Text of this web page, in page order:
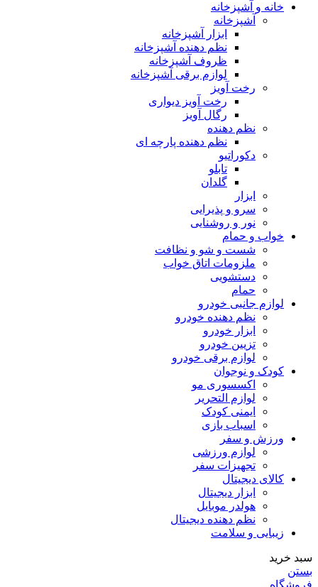
خانه و آشپزخانه
آشپزخانه
ابزار آشپزخانه
نظم دهنده آشپزخانه
ظروف آشپزخانه
لوازم برقی آشپزخانه
رخت آویز
رخت آویز دیواری
رگال آویز
نظم دهنده
نظم دهنده پارچه ای
دکوراتیو
تابلو
گلدان
ابزار
سرو و پذیرایی
نور و روشنایی
خواب و حمام
شست و شو و نظافت
ملزومات اتاق خواب
دستشویی
حمام
لوازم جانبی خودرو
نظم دهنده خودرو
ابزار خودرو
تزیین خودرو
لوازم برقی خودرو
کودک و نوجوان
اکسسوری مو
لوازم التحریر
ایمنی کودک
اسباب بازی
ورزش و سفر
لوازم ورزشی
تجهیزات سفر
کالای دیجیتال
ابزار دیجیتال
هولدر موبایل
نظم دهنده دیجیتال
زیبایی و سلامت
سبد خرید
بستن